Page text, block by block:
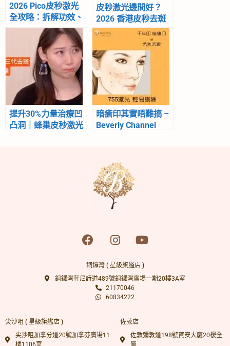
2026 Pico皮秒激光
全攻略：拆解功效、
副作用、價錢及去斑
反黑迷思
皮秒激光邊間好？
2026 香港皮秒去斑
全攻略：價錢、功
效、副作用及選店準
則
提升30%力量治療凹
凸洞｜蜂巢皮秒激光
暗瘡印其實唔難搞 –
Beverly Channel
銅鑼灣 ( 星級旗艦店 )
銅鑼灣軒尼詩道489號銅鑼灣廣場一期20樓3A室
21170046
60834222
尖沙咀 ( 星級旗艦店 )
尖沙咀加拿分道20號加拿芬廣場11
樓1106室
佐敦店
佐敦彌敦道198號寶安大廈20樓全
層